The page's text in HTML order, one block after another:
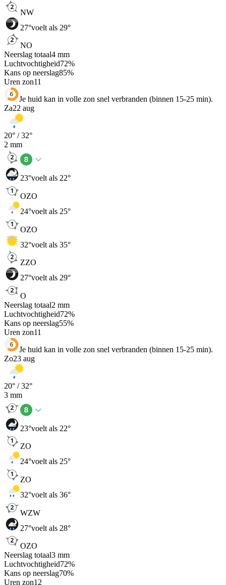
NW
27°voelt als 29°
NO
Neerslag totaal4 mm
Luchtvochtigheid72%
Kans op neerslag85%
Uren zon11
Je huid kan in volle zon snel verbranden (binnen 15-25 min).
Za22 aug
20° /32°
2 mm
23°voelt als 22°
OZO
24°voelt als 25°
OZO
32°voelt als 35°
ZZO
27°voelt als 29°
O
Neerslag totaal2 mm
Luchtvochtigheid72%
Kans op neerslag55%
Uren zon11
Je huid kan in volle zon snel verbranden (binnen 15-25 min).
Zo23 aug
20° /32°
3 mm
23°voelt als 22°
ZO
24°voelt als 25°
ZO
32°voelt als 36°
WZW
27°voelt als 28°
OZO
Neerslag totaal3 mm
Luchtvochtigheid72%
Kans op neerslag70%
Uren zon12